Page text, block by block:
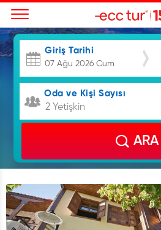
Giriş Tarihi
Oda ve Kişi Sayısı
2 Yetişkin
ARA